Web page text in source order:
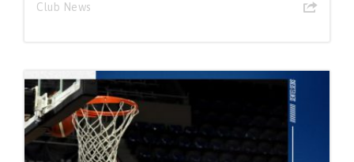
Club News